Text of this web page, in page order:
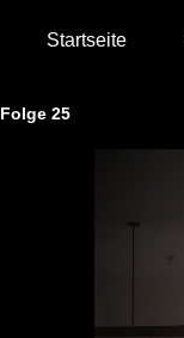
Startseite
Folge 25